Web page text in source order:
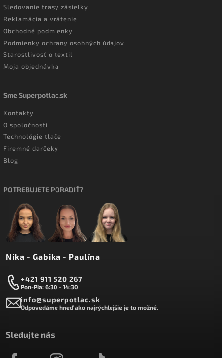
Sledovanie trasy zásielky
Reklamácia a vrátenie
Obchodné podmienky
Podmienky ochrany osobných údajov
Starostlivosť o textil
Moja objednávka
Sme Superpotlac.sk
Kontakty
O spoločnosti
Technológie tlače
Firemné darčeky
Blog
POTREBUJETE PORADIŤ?
Nika - Gabika - Paulína
+421 911 520 267
Pon-Pia: 6:30 - 14:30
info@superpotlac.sk
Odpovedáme hneď ako najrýchlejšie je to možné.
Sledujte nás